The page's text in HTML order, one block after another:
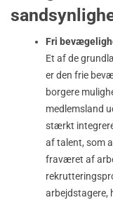
Fri
Et af de
er den frie
borgere
medlemsland
stærkt
af talent, som
fraværet af
arbejdstagere,